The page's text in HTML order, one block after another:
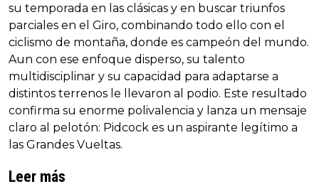
su temporada en las clásicas y en buscar triunfos
parciales en el Giro, combinando todo ello con el
ciclismo de montaña, donde es campeón del mundo.
Aun con ese enfoque disperso, su talento
multidisciplinar y su capacidad para adaptarse a
distintos terrenos le llevaron al podio. Este resultado
confirma su enorme polivalencia y lanza un mensaje
claro al pelotón: Pidcock es un aspirante legítimo a
las Grandes Vueltas.
Leer más